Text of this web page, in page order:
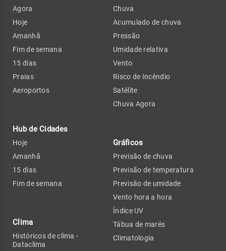
Agora
Hoje
Amanhã
Fim de semana
15 dias
Praias
Aeroportos
Hub de Cidades
Hoje
Amanhã
15 dias
Fim de semana
Clima
Históricos de clima -
Dataclima
Chuva
Acumulado de chuva
Pressão
Umidade relativa
Vento
Risco de Incêndio
Satélite
Chuva Agora
Gráficos
Previsão de chuva
Previsão de temperatura
Previsão de umidade
Vento hora a hora
Índice UV
Tábua de marés
Climatologia